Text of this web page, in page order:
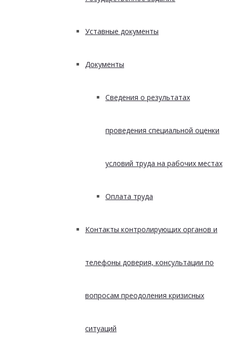
Уставные документы
Документы
Сведения о результатах
проведения специальной оценки
условий труда на рабочих местах
Оплата труда
Контакты контролирующих органов и
телефоны доверия, консультации по
вопросам преодоления кризисных
ситуаций